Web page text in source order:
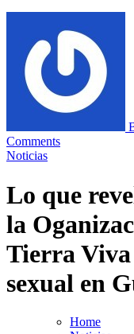
Comments
Noticias
Lo que
la
Tierra Viva
sexual en
Home